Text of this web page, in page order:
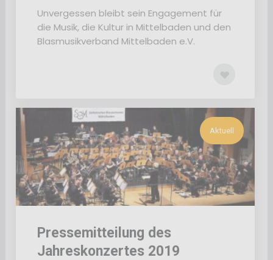
Unvergessen bleibt sein Engagement für
die Musik, die Kultur in Mittelbaden und den
Blasmusikverband Mittelbaden e.V.
Aktuell
Pressemitteilung des
Jahreskonzertes 2019